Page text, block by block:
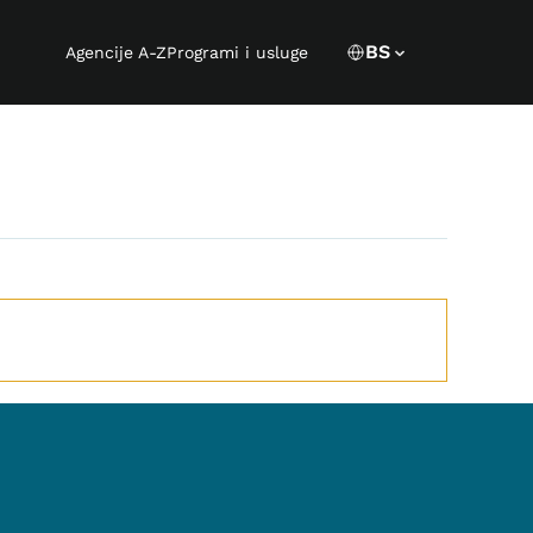
Agencije A-ZProgrami i uslugeLanguage
CURRENT
BS